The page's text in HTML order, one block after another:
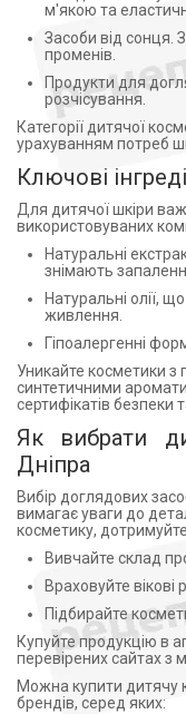
м'якою та
Засоби від сонця.
променів.
Продукти для
розчісування.
Категорії дитячої
урахуванням потреб
Ключові
Для дитячої шкіри
використовуваних
Натуральні
знімають
Натуральні олії,
живлення.
Гіпоалергенні
Уникайте косметики з
синтетичними
сертифікатів безпеки
Як вибрати
Дніпра
Вибір доглядових
вимагає уваги до
косметику,
Вивчайте склад
Враховуйте вікові
Підбирайте
Купуйте продукцію в
перевірених сайтах з
Можна купити дитячу
брендів, серед яких: